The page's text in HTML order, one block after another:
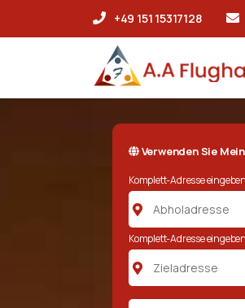
+49 151 15317128
Verwenden Sie
Komplett-Adresse eingeben
Komplett-Adresse eingeben